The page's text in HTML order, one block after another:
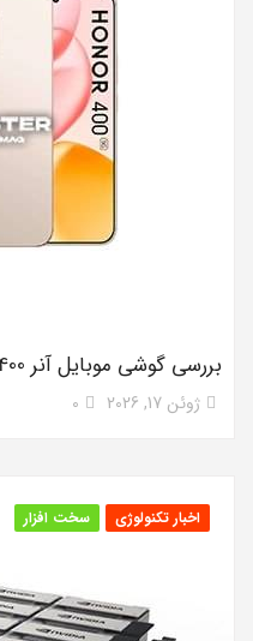
بررسی گوشی موبایل آنر 400
ژوئن 17, 2026 0
اخبار تکنولوژی سخت افزار